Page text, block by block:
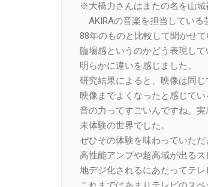
※大橋力さんはまたの名を山城
AKIRAの音楽を担当している
88年のものと比較して聞かせて
臨場感というのかどう表現し
明らかに違いを感じました。
研究結果によると、映像は同じ
映像までよくなったと感じてい
音の力ってすごいんですね。実
未体験の世界でした。
ぜひその体験を味わっていただ
高性能アンプや超高域が出る
地デジ化されるにあたってテレ